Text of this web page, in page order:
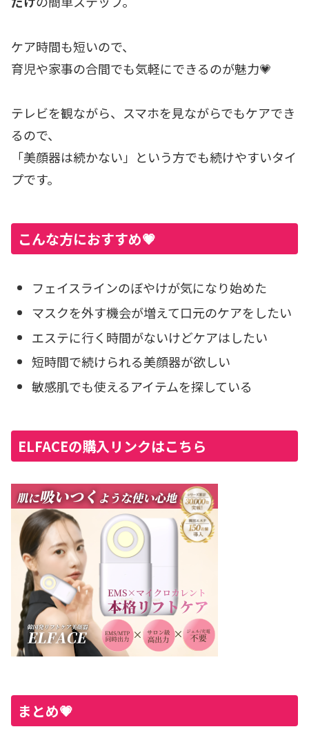
ケア時間も短いので、
育児や家事の合間でも気軽にできるのが魅力💗
テレビを観ながら、スマホを見ながらでもケアでき
るので、
「美顔器は続かない」という方でも続けやすいタイ
プです。
こんな方におすすめ💗
フェイスラインのぼやけが気になり始めた
マスクを外す機会が増えて口元のケアをしたい
エステに行く時間がないけどケアはしたい
短時間で続けられる美顔器が欲しい
敏感肌でも使えるアイテムを探している
ELFACEの購入リンクはこちら
まとめ💗